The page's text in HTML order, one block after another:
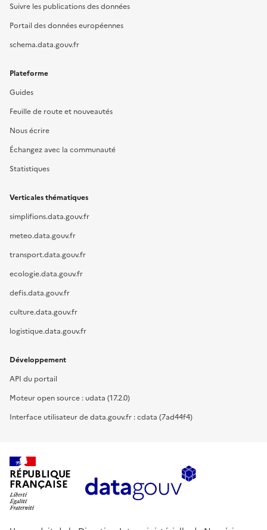
Suivre les publications des données
Portail des données européennes
schema.data.gouv.fr
Plateforme
Guides
Feuille de route et nouveautés
Nous écrire
Échangez avec la communauté
Statistiques
Verticales thématiques
simplifions.data.gouv.fr
meteo.data.gouv.fr
transport.data.gouv.fr
ecologie.data.gouv.fr
defis.data.gouv.fr
culture.data.gouv.fr
logistique.data.gouv.fr
Développement
API du portail
Moteur open source : udata (17.2.0)
Interface utilisateur de data.gouv.fr : cdata (7ad44f4)
RÉPUBLIQUE
FRANÇAISE